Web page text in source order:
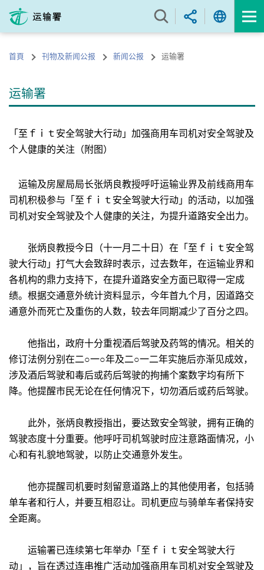
内
的首頁 刊物及新闻公报 新闻公报 运输署
运输署
「至ｆｉｔ安全驾驶大行动」加强商用车司机对安全驾驶及
个人健康的关注（附图）
运输及房屋局局长张炳良教授呼吁运输业界及前线商用车
司机积极参与「至ｆｉｔ安全驾驶大行动」的活动，以加强
司机对安全驾驶及个人健康的关注，为提升道路安全出力。
张炳良教授今日（十一月二十日）在「至ｆｉｔ安全驾
驶大行动」打气大会致辞时表示，过去数年，在运输业界和
各机构的鼎力支持下，在提升道路安全方面已取得一定成
绩。根据交通意外统计资料显示，今年首九个月，因道路交
通意外而死亡及重伤的人数，较去年同期减少了百分之四。
他指出，政府十分重视酒后驾驶及药驾的情况。相关的
修订法例分别在二○一○年及二○一二年实施后亦渐见成效，
涉及酒后驾驶和毒后或药后驾驶的拘捕个案数字均有所下
降。他提醒市民无论在任何情况下，切勿酒后或药后驾驶。
此外，张炳良教授指出，要达致安全驾驶，拥有正确的
驾驶态度十分重要。他呼吁司机驾驶时应注意路面情况，小
心和有礼貌地驾驶，以防止交通意外发生。
他亦提醒司机要时刻留意道路上的其他使用者，包括骑
单车者和行人，并要互相忍让。司机更应与骑单车者保持安
全距离。
运输署已连续第七年举办「至ｆｉｔ安全驾驶大行
动」，旨在透过连串推广活动加强商用车司机对安全驾驶及